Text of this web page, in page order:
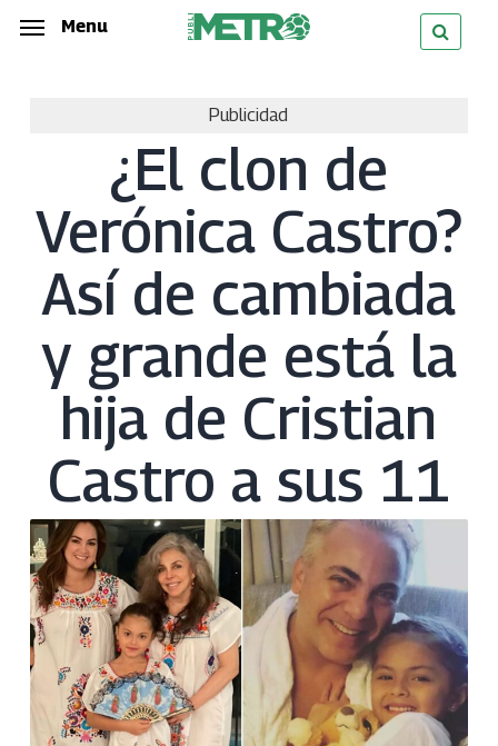
Skip
Menu
Publicidad
¿El clon de
Verónica Castro?
Así de cambiada
y grande está la
hija de Cristian
Castro a sus 11
Menu